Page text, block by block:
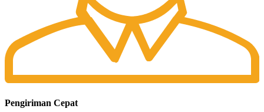
Pengiriman Cepat